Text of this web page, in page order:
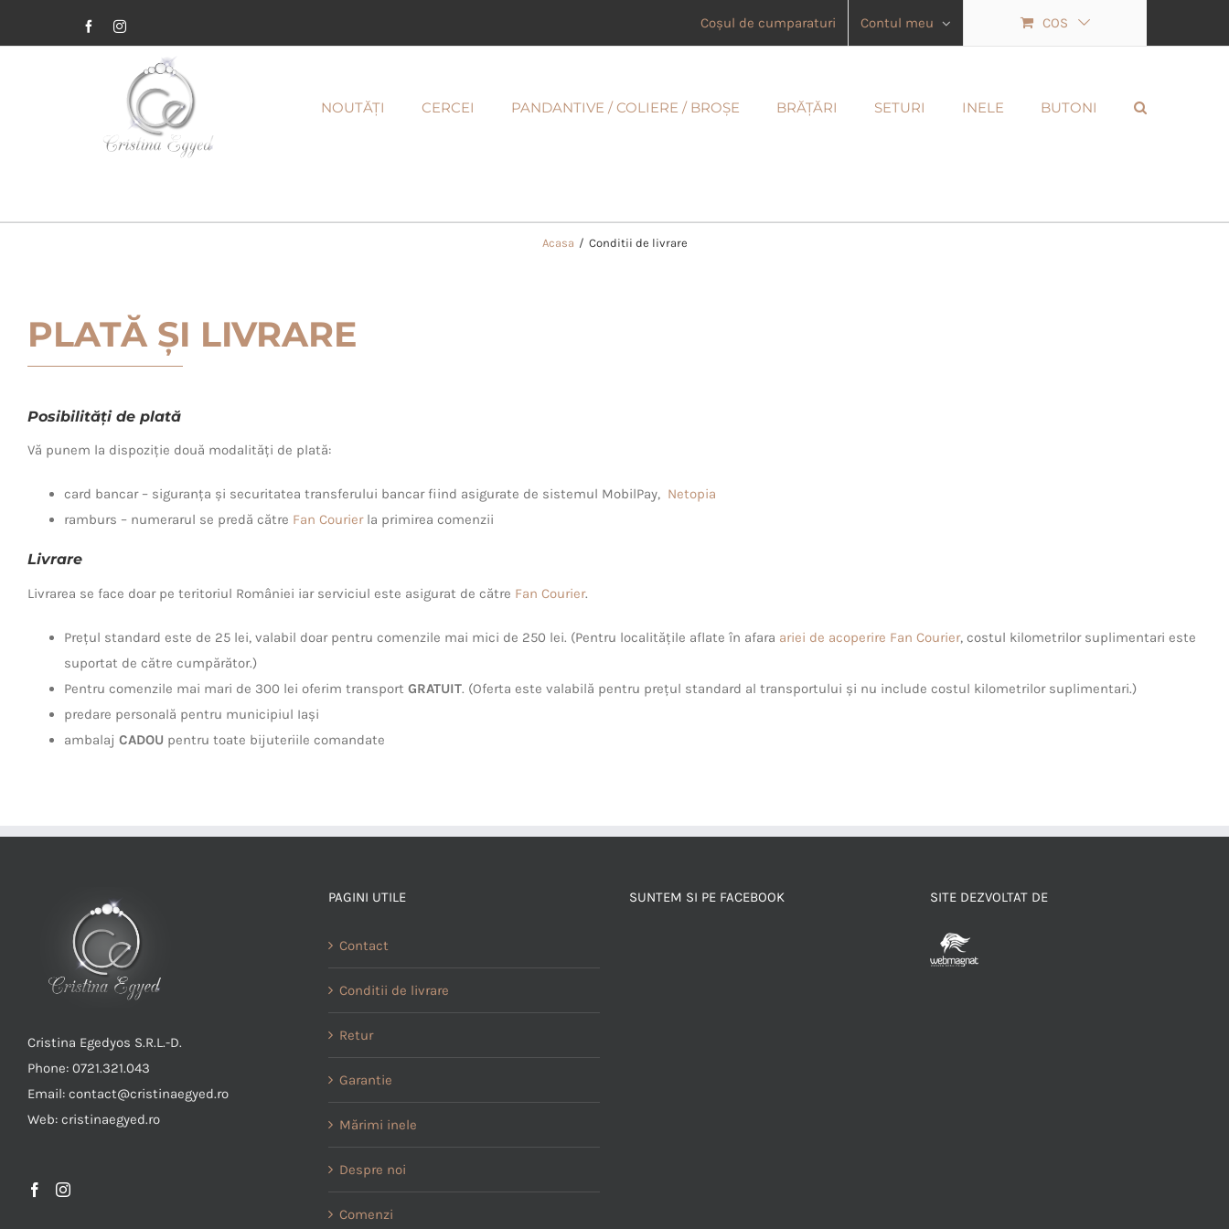
FacebookInstagram Coșul de cumparaturi Contul meu COS
NOUTĂȚI CERCEI PANDANTIVE / COLIERE / BROȘE BRĂȚĂRI SETURI INELE BUTONI
Acasa / Conditii de livrare
PLATĂ ȘI LIVRARE
Posibilități de plată
Vă punem la dispoziție două modalități de plată:
card bancar – siguranța și securitatea transferului bancar fiind asigurate de sistemul MobilPay, Netopia
ramburs – numerarul se predă către Fan Courierla primirea comenzii
Livrare
Livrarea se face doar pe teritoriul României iar serviciul este asigurat de către Fan Courier.
Prețul standard este de 25 lei, valabil doar pentru comenzile mai mici de 250 lei. (Pentru localitățile aflate în afara ariei de acoperire Fan Courier, costul kilometrilor suplimentari este
suportat de către cumpărător.)
Pentru comenzile mai mari de 300 lei oferim transport GRATUIT. (Oferta este valabilă pentru prețul standard al transportului și nu include costul kilometrilor suplimentari.)
predare personală pentru municipiul Iași
ambalaj CADOU pentru toate bijuteriile comandate
Cristina Egedyos S.R.L.-D.
Phone: 0721.321.043
Email: contact@cristinaegyed.ro
Web: cristinaegyed.ro
PAGINI UTILE
Contact
Conditii de livrare
Retur
Garantie
Mărimi inele
Despre noi
Comenzi
SUNTEM SI PE FACEBOOK SITE DEZVOLTAT DE